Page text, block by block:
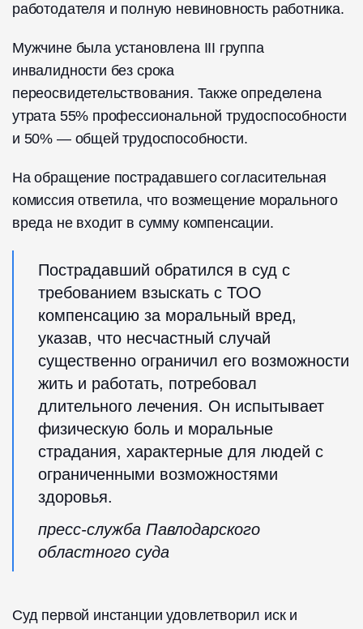
работодателя и полную невиновность работника.
Мужчине была установлена III группа
инвалидности без срока
переосвидетельствования. Также определена
утрата 55% профессиональной трудоспособности
и 50% — общей трудоспособности.
На обращение пострадавшего согласительная
комиссия ответила, что возмещение морального
вреда не входит в сумму компенсации.
Пострадавший обратился в суд с
требованием взыскать с ТОО
компенсацию за моральный вред,
указав, что несчастный случай
существенно ограничил его возможности
жить и работать, потребовал
длительного лечения. Он испытывает
физическую боль и моральные
страдания, характерные для людей с
ограниченными возможностями
здоровья.
пресс-служба Павлодарского
областного суда
Суд первой инстанции удовлетворил иск и